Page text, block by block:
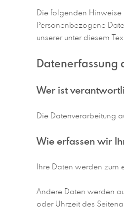
Die folgenden Hinweise
Personenbezogene
unserer unter diesem
Datenerfassung
Wer ist
Die Datenverarbeitung
Wie erfassen wir
Ihre Daten werden zum
Andere Daten werden
oder Uhrzeit des